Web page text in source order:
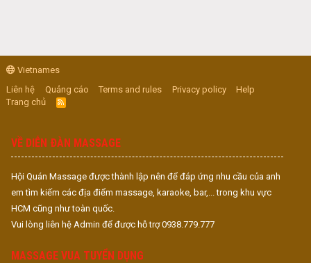
Vietnames
Liên hệ
Quảng cáo Terms and rules Privacy policy
Help
Trang chủ
R
S
VỀ DIỄN ĐÀN MASSAGE
Hội Quán Massage được thành lập nên để đáp ứng nhu cầu của anh
em tìm kiếm các địa điểm massage, karaoke, bar,... trong khu vực
HCM cũng như toàn quốc.
Vui lòng liên hệ Admin để được hỗ trợ 0938.779.777
MASSAGE VUA TUYỂN DỤNG